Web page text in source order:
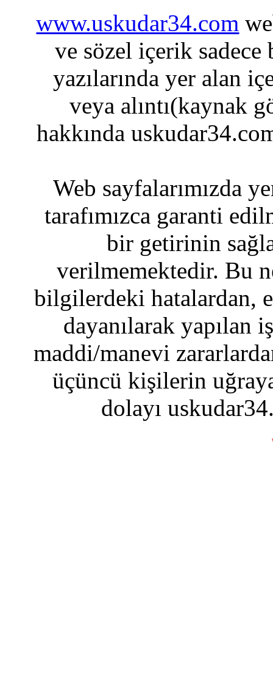
www.uskudar34.com
ve sözel içerik sadece
yazılarında yer alan
veya alıntı(kaynak
hakkında
Web sayfalarımızda
tarafımızca garanti
bir getirinin
verilmemektedir. Bu
bilgilerdeki hatalardan,
dayanılarak yapılan
maddi/manevi
üçüncü kişilerin
dolayı